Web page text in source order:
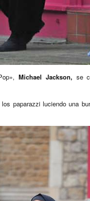
Michael Jackson, se
paparazzi luciendo una